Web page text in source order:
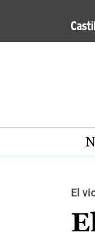
Pasar al contenido
El